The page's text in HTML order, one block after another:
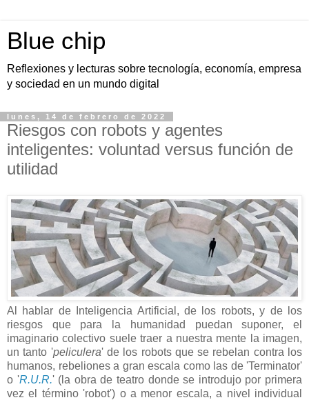
Blue chip
Reflexiones y lecturas sobre tecnología, economía, empresa
y sociedad en un mundo digital
lunes, 14 de febrero de 2022
Riesgos con robots y agentes
inteligentes: voluntad versus función de
utilidad
Al hablar de Inteligencia Artificial, de los robots, y de los
riesgos que para la humanidad puedan suponer, el
imaginario colectivo suele traer a nuestra mente la imagen,
un tanto 'peliculera' de los robots que se rebelan contra los
humanos, rebeliones a gran escala como las de 'Terminator'
o 'R.U.R.' (la obra de teatro donde se introdujo por primera
vez el término 'robot') o a menor escala, a nivel individual